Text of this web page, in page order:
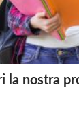
la nostra